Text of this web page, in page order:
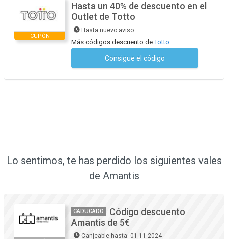
CUPÓN
Hasta un 40% de descuento en el
Outlet de Totto
Hasta nuevo aviso
Más códigos descuento deTotto
Consigue el código
Lo sentimos, te has perdido los siguientes vales
de Amantis
CADUCADO
Código descuento
Amantis de 5€
Canjeable hasta: 01-11-2024